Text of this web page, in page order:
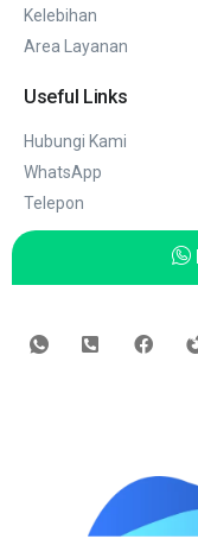
Kelebihan
Area Layanan
Useful Links
Hubungi Kami
WhatsApp
Telepon